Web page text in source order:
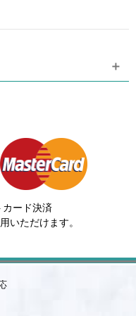
カード決済
いただけます。